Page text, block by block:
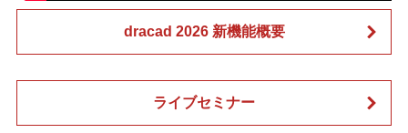
dracad 2026 新機能概要
ライブセミナー